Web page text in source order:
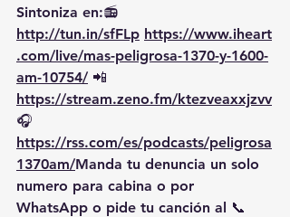
Sintoniza en:📻
http://tun.in/sfFLp https://www.iheart
.com/live/mas-peligrosa-1370-y-1600-
am-10754/ 📲
https://stream.zeno.fm/ktezveaxxjzvv
🎧
https://rss.com/es/podcasts/peligrosa
1370am/Manda tu denuncia un solo
numero para cabina o por
WhatsApp o pide tu canción al 📞